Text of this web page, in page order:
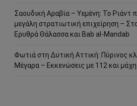
Σαουδική Αραβία – Υεμένη: Το Ριάντ
μεγάλη στρατιωτική επιχείρηση –
Ερυθρά Θάλασσα και Bab al-Mandab
Φωτιά στη Δυτική Αττική: Πύρινος
Μέγαρα – Εκκενώσεις με 112 και